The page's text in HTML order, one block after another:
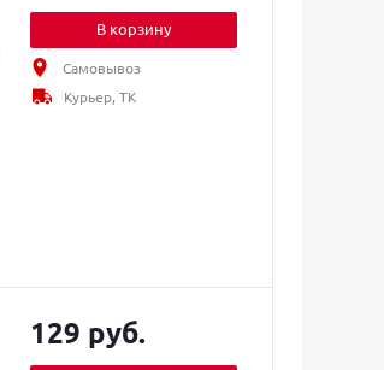
В корзину
Самовывоз
Курьер, ТК
129 руб.